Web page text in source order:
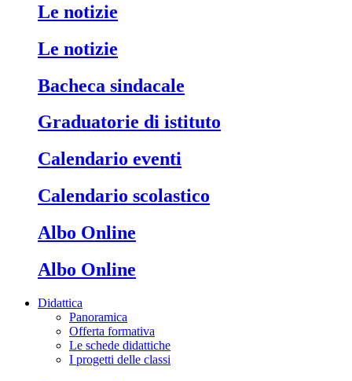
Le notizie
Le notizie
Bacheca sindacale
Graduatorie di istituto
Calendario eventi
Calendario scolastico
Albo Online
Albo Online
Didattica
Panoramica
Offerta formativa
Le schede didattiche
I progetti delle classi